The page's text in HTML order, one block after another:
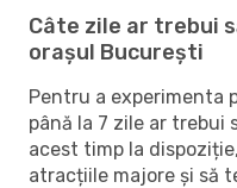
Câte zile ar trebui
orașul București
Pentru a experimenta
până la 7 zile ar
acest timp la
atracțiile majore și să